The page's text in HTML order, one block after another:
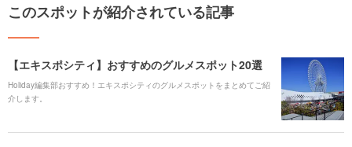
このスポットが紹介されている記事
【エキスポシティ】おすすめのグルメスポット20選
Holiday編集部おすすめ！エキスポシティのグルメスポットをまとめてご紹
介します。